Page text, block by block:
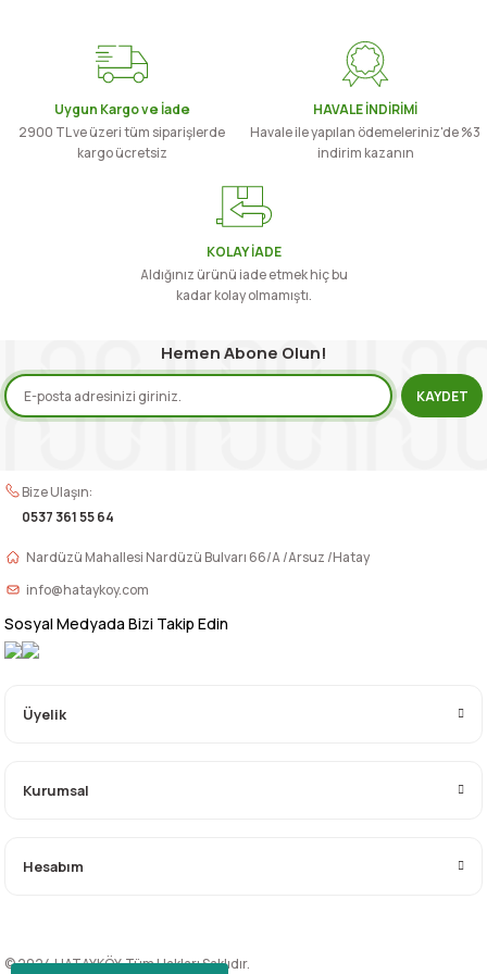
Uygun Kargo ve İade
2900 TL ve üzeri tüm siparişlerde
kargo ücretsiz
HAVALE İNDİRİMİ
Havale ile yapılan ödemeleriniz'de %3
indirim kazanın
KOLAY İADE
Aldığınız ürünü iade etmek hiç bu
kadar kolay olmamıştı.
Hemen Abone Olun!
KAYDET
Bize Ulaşın:
0537 361 55 64
Nardüzü Mahallesi Nardüzü Bulvarı 66/A /Arsuz /Hatay
info@hataykoy.com
Sosyal Medyada Bizi Takip Edin
Üyelik
Kurumsal
Hesabım
© 2024 HATAYKÖY. Tüm Hakları Saklıdır.